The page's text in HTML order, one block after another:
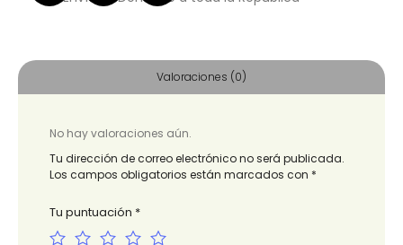
Valoraciones (0)
No hay valoraciones aún.
Tu dirección de correo electrónico no será publicada.
Los campos obligatorios están marcados con *
Tu puntuación *